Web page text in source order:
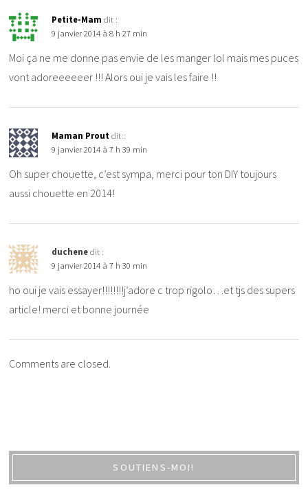
Petite-Mam dit :
9 janvier 2014 à 8 h 27 min
Moi ça ne me donne pas envie de les manger lol mais mes puces
vont adoreeeeeer !!! Alors oui je vais les faire !!
Maman Prout dit :
9 janvier 2014 à 7 h 39 min
Oh super chouette, c’est sympa, merci pour ton DIY toujours
aussi chouette en 2014!
duchene dit :
9 janvier 2014 à 7 h 30 min
ho oui je vais essayer!!!!!!!!j’adore c trop rigolo…et tjs des supers
article! merci et bonne journée
Comments are closed.
SOUTIENS-MOI!